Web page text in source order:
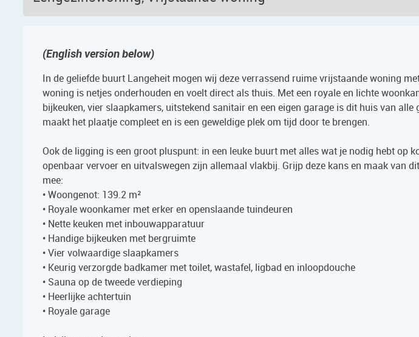
(English version below)
In de geliefde buurt Langeheit mogen wij deze verrassend ruime vrijstaande woning
woning is netjes onderhouden en voelt direct als thuis. Met een royale en lichte
bijkeuken, vier slaapkamers, uitstekend sanitair en een eigen garage is dit huis van alle
maakt het plaatje compleet en is een geweldige plek om tijd door te brengen.
Ook de ligging is een groot pluspunt: in een leuke buurt met alles wat je nodig hebt op
openbaar vervoer en uitvalswegen zijn allemaal vlakbij. Grijp deze kans en maak van
mee:
• Woongenot: 139.2 m²
• Royale woonkamer met erker en openslaande tuindeuren
• Nette keuken met inbouwapparatuur
• Handige bijkeuken met bergruimte
• Vier volwaardige slaapkamers
• Keurig verzorgde badkamer met toilet, wastafel, ligbad en inloopdouche
• Sauna op de tweede verdieping
• Heerlijke achtertuin
• Royale garage